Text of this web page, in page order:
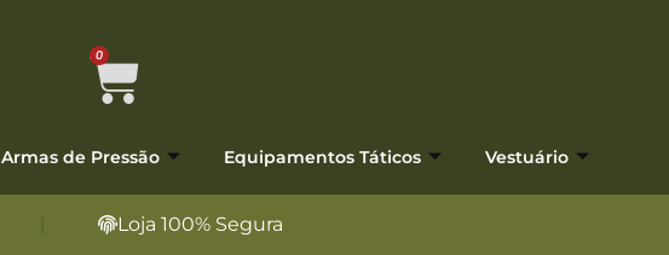
0
Armas de Pressão Equipamentos Táticos Vestuário
Loja 100% Segura